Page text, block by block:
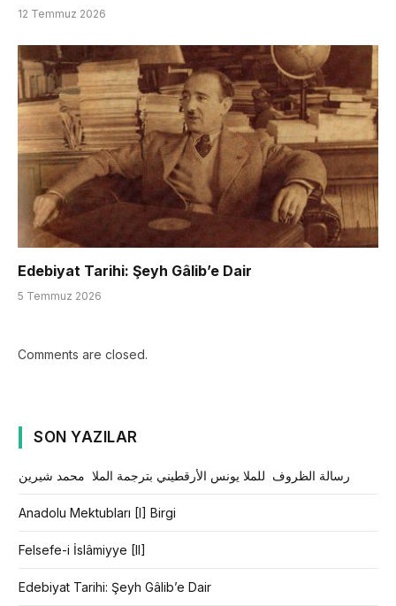
12 Temmuz 2026
Edebiyat Tarihi: Şeyh Gâlib’e Dair
5 Temmuz 2026
Comments are closed.
SON YAZILAR
رسالة الظروف للملا يونس الأرقطيني بترجمة الملا محمد شيرين
Anadolu Mektubları [I] Birgi
Felsefe-i İslâmiyye [II]
Edebiyat Tarihi: Şeyh Gâlib’e Dair